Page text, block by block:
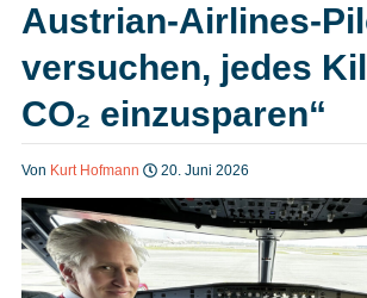
Magazin &
Digitale
Podcast
Austrian-Airlines-
versuchen, jedes
CO₂ einzusparen“
Von Kurt Hofmann 20. Juni 2026